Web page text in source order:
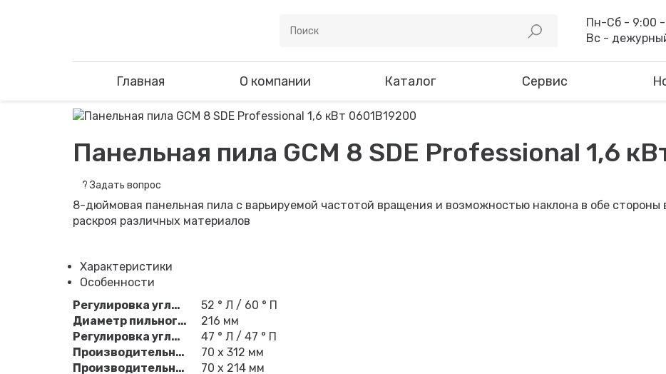
Пн-Сб - 9:00 -
Вс -
Главная О компании Каталог Сервис
Панельная пила GCM 8 SDE Professional 1,6
?Задать вопрос
8-дюймовая панельная пила с варьируемой частотой вращения и возможностью наклона в обе стороны
раскроя различных материалов
Характеристики
Особенности
Регулировка угла скоса
52 ° Л / 60 ° П
Диаметр пильного диска
216 мм
Регулировка угла наклона
47 ° Л / 47 ° П
Производительность резания при 0°
70 x 312 мм
Производительность резания, угол скоса 45°
70 x 214 мм